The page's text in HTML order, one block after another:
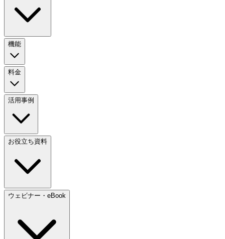
機能
料金
活用事例
お役立ち資料
ウェビナー・eBook